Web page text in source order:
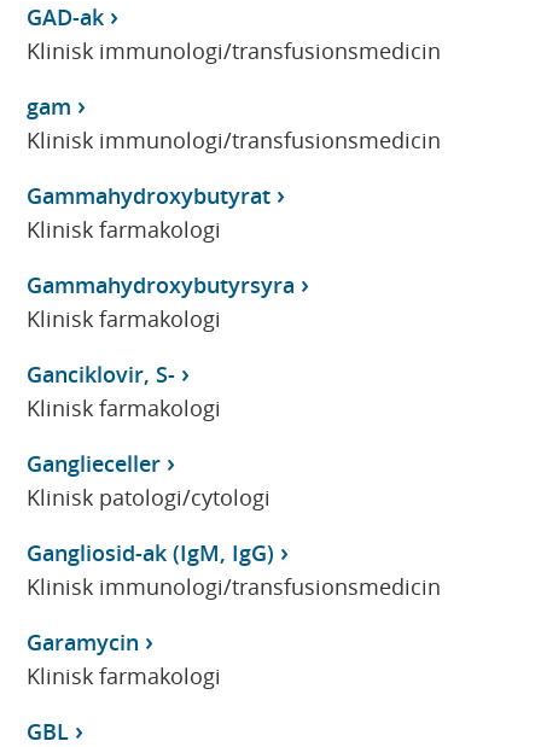
GAD-ak
Klinisk immunologi/transfusionsmedicin
gam
Klinisk immunologi/transfusionsmedicin
Gammahydroxybutyrat
Klinisk farmakologi
Gammahydroxybutyrsyra
Klinisk farmakologi
Ganciklovir, S-
Klinisk farmakologi
Ganglieceller
Klinisk patologi/cytologi
Gangliosid-ak (IgM, IgG)
Klinisk immunologi/transfusionsmedicin
Garamycin
Klinisk farmakologi
GBL